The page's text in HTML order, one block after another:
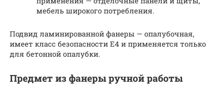
мебель широкого потребления.
Подвид ламинированной фанеры — опалубочная,
имеет класс безопасности Е4 и применяется только
для бетонной опалубки.
Предмет из фанеры ручной работы